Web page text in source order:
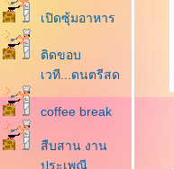
เปิดซุ้มอาหาร
ติดขอบ
เวที...ดนตรีสด
coffee break
สืบสาน งาน
ประเพณี